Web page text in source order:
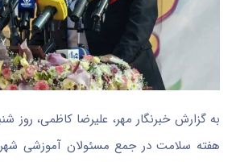
به گزارش خبرنگار مهر، علیرضا کاظمی، روز
هفته سلامت در جمع مسئولان آموزشی